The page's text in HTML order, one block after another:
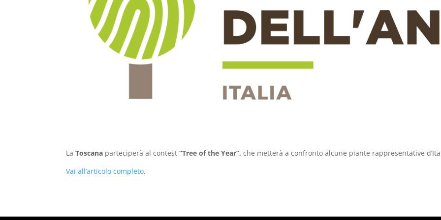
LaToscana parteciperà al contest “Tree of the Year”,che metterà a confronto alcune piante rappresentative
Vai all’articolo completo.